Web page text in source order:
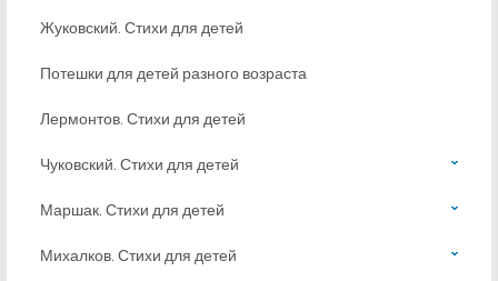
Жуковский. Стихи для детей
Потешки для детей разного возраста
Лермонтов. Стихи для детей
Чуковский. Стихи для детей
Маршак. Стихи для детей
Михалков. Стихи для детей